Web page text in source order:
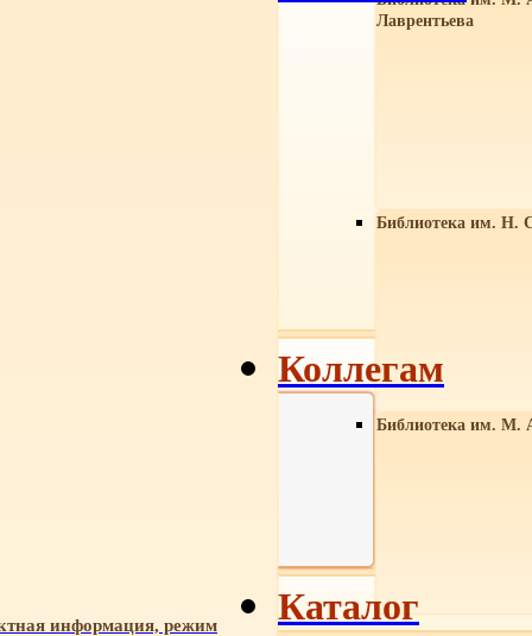
Лаврентьева
Библиотека им. Н.
Библиотека им. М.
информация, режим
Коллегам
Каталог